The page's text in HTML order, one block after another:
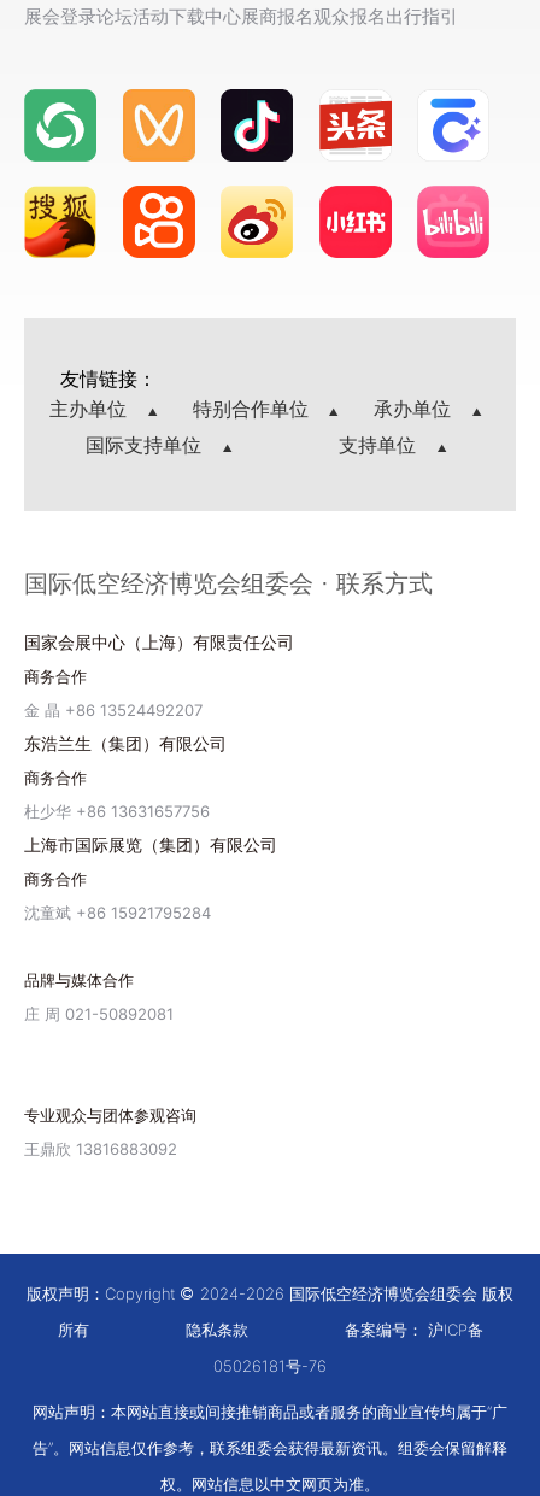
展会登录论坛活动下载中心展商报名观众报名出行指引
友情链接：
主办单位
特别合作单位
承办单位
国际支持单位
支持单位
国际低空经济博览会组委会 · 联系方式
国家会展中心（上海）有限责任公司
商务合作
金 晶 +86 13524492207
东浩兰生（集团）有限公司
商务合作
杜少华 +86 13631657756
上海市国际展览（集团）有限公司
商务合作
沈童斌 +86 15921795284
品牌与媒体合作
庄 周 021-50892081
专业观众与团体参观咨询
王鼎欣 13816883092
版权声明：Copyright
2024-2026 国际低空经济博览会组委会 版权
所有
隐私条款 备案编号： 沪ICP备
05026181号-76
网站声明：本网站直接或间接推销商品或者服务的商业宣传均属于“广
告”。网站信息仅作参考，联系组委会获得最新资讯。组委会保留解释
权。网站信息以中文网页为准。